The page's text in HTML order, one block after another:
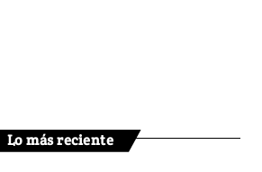
Lo más reciente